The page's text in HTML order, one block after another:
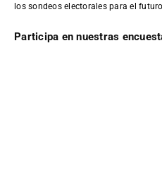
los sondeos electorales para el
Participa en nuestras